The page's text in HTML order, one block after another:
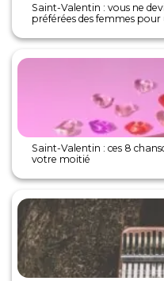
Saint-Valentin : vous ne
préférées des femmes
Saint-Valentin : ces 8
votre moitié